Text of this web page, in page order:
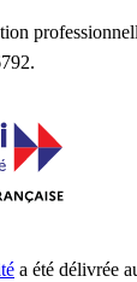
a été délivrée